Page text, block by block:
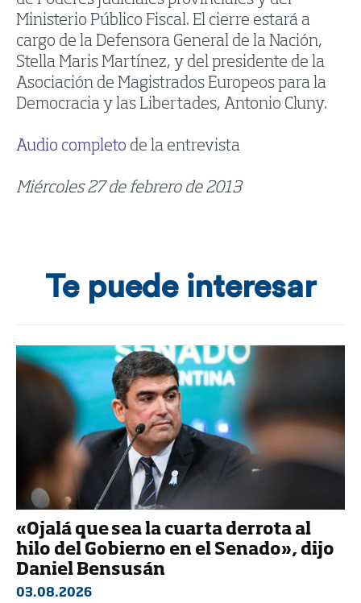
Ministerio Público Fiscal. El cierre estará a
cargo de la Defensora General de la Nación,
Stella Maris Martínez, y del presidente de la
Asociación de Magistrados Europeos para la
Democracia y las Libertades, Antonio Cluny.
Audio completo de la entrevista
Miércoles 27 de febrero de 2013
Te puede interesar
«Ojalá que sea la cuarta derrota al
hilo del Gobierno en el Senado», dijo
Daniel Bensusán
03.08.2026